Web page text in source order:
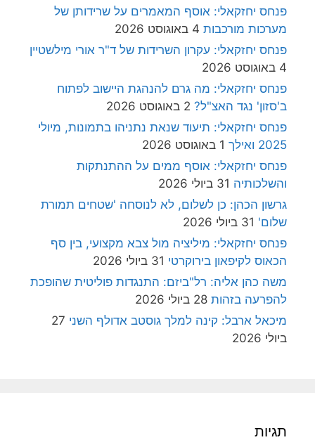
פנחס יחזקאלי: אוסף המאמרים על שרידותן של
מערכות מורכבות 4 באוגוסט 2026
פנחס יחזקאלי: עקרון השרידות של ד"ר אורי מילשטיין
4 באוגוסט 2026
פנחס יחזקאלי: מה גרם להנהגת היישוב לפתוח
ב'סזון' נגד האצ"ל? 2 באוגוסט 2026
פנחס יחזקאלי: תיעוד שנאת נתניהו בתמונות, מיולי
2025 ואילך
1 באוגוסט 2026
פנחס יחזקאלי: אוסף ממים על ההתנתקות
והשלכותיה 31 ביולי 2026
גרשון הכהן: כן לשלום, לא לנוסחה 'שטחים תמורת
שלום' 31 ביולי 2026
פנחס יחזקאלי: מיליציה מול צבא מקצועי, בין סף
הכאוס לקיפאון בירוקרטי 31 ביולי 2026
משה כהן אליה: רל"ביזם: התנגדות פוליטית שהופכת
להפרעה בזהות 28 ביולי 2026
מיכאל ארבל: קינה למלך גוסטב אדולף השני 27
ביולי 2026
תגיות